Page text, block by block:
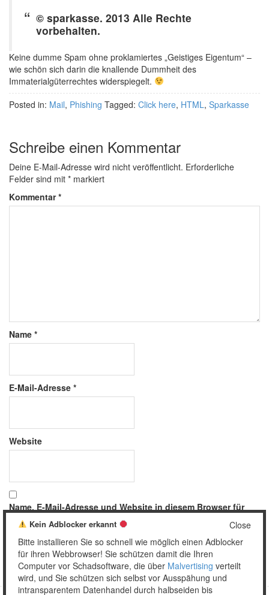
© sparkasse. 2013 Alle Rechte
vorbehalten.
Keine dumme Spam ohne proklamiertes „Geistiges Eigentum“ –
wie schön sich darin die knallende Dummheit des
Immaterialgüterrechtes widerspiegelt.
Posted in: Mail, Phishing Tagged: Click here, HTML, Sparkasse
Schreibe einen Kommentar
Deine E-Mail-Adresse wird nicht veröffentlicht. Erforderliche
Felder sind mit * markiert
Kommentar*
Name *
E-Mail-Adresse *
Website
Name, E-Mail-Adresse und Website in diesem Browser für
meinen nächsten Kommentar speichern.
Close
Kein Adblocker erkannt
Bitte installieren Sie so schnell wie möglich einen Adblocker
für ihren Webbrowser! Sie schützen damit die Ihren
Computer vor Schadsoftware, die über Malvertising verteilt
wird, und Sie schützen sich selbst vor Ausspähung und
intransparentem Datenhandel durch halbseiden bis